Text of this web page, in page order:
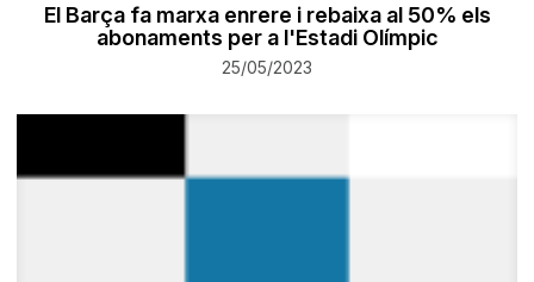
El Barça fa marxa enrere i rebaixa al 50% els
abonaments per a l'Estadi Olímpic
25/05/2023